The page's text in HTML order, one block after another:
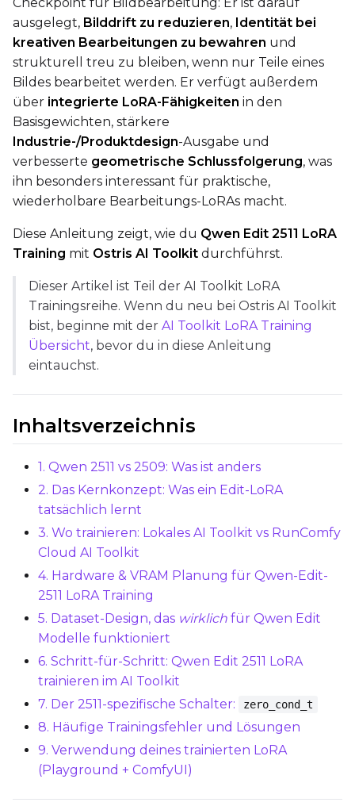
QUANTIZATION
Transformer
qfloat8 (default)
Text Encoder
Compile Options
ToggleCompile Model
Compile Model
Target Type
Linear Rank
Steps
ausgelegt, Bilddrift zu reduzieren, Identität bei
kreativen Bearbeitungen zu bewahren und
strukturell treu zu bleiben, wenn nur Teile eines
Bildes bearbeitet werden. Er verfügt außerdem
über integrierte LoRA-Fähigkeiten in den
Basisgewichten, stärkere
Industrie-/Produktdesign-Ausgabe und
verbesserte geometrische Schlussfolgerung, was
ihn besonders interessant für praktische,
wiederholbare Bearbeitungs-LoRAs macht.
Diese Anleitung zeigt, wie du Qwen Edit 2511 LoRA
Training mit Ostris AI Toolkit durchführst.
Dieser Artikel ist Teil der AI Toolkit LoRA
Trainingsreihe. Wenn du neu bei Ostris AI Toolkit
bist, beginne mit der AI Toolkit LoRA Training
Übersicht, bevor du in diese Anleitung
eintauchst.
Inhaltsverzeichnis
1. Qwen 2511 vs 2509: Was ist anders
2. Das Kernkonzept: Was ein Edit-LoRA
tatsächlich lernt
3. Wo trainieren: Lokales AI Toolkit vs RunComfy
Cloud AI Toolkit
4. Hardware & VRAM Planung für Qwen-Edit-
2511 LoRA Training
5. Dataset-Design, das wirklich für Qwen Edit
Modelle funktioniert
6. Schritt-für-Schritt: Qwen Edit 2511 LoRA
trainieren im AI Toolkit
7. Der 2511-spezifische Schalter:
zero_cond_t
8. Häufige Trainingsfehler und Lösungen
9. Verwendung deines trainierten LoRA
(Playground + ComfyUI)